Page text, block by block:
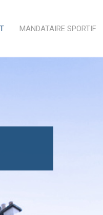
MANDATAIRE SPORTIF